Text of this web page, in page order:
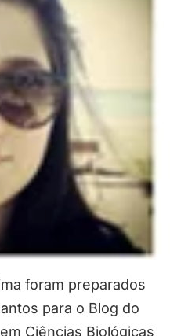
foram preparados
para o Blog do
Ciências Biológicas